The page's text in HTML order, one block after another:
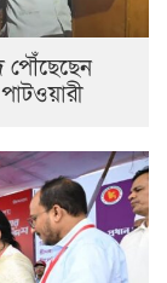
পৌঁছেছেন